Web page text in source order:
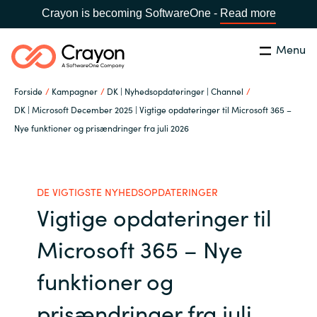
Crayon is becoming SoftwareOne - Read more
Menu
Forside Kampagner
DK | Nyhedsopdateringer | Channel
DK | Microsoft December 2025 | Vigtige opdateringer til Microsoft 365 –
Nye funktioner og prisændringer fra juli 2026
Global site
Africa
Søg Luk
Om os
Softwarepartnere
Channel Partner
Viden
DE VIGTIGSTE NYHEDSOPDATERINGER
Vigtige opdateringer til
Microsoft 365 – Nye
funktioner og